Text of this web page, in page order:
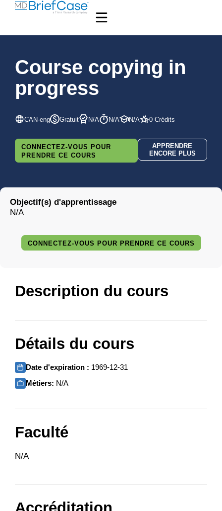
Course copying in
progress
CAN-eng Gratuit N/A N/A N/A 0 Crédits
CONNECTEZ-VOUS POUR
PRENDRE CE COURS
APPRENDRE
ENCORE PLUS
Description du cours
Détails du cours
Date d'expiration : 1969-12-31
Métiers: N/A
Faculté
N/A
Objectif(s) d'apprentissage
N/A
CONNECTEZ-VOUS POUR PRENDRE CE COURS